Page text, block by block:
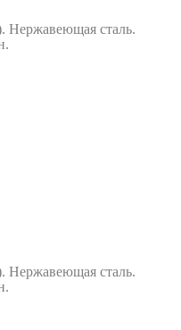
Нержавеющая сталь.
Нержавеющая сталь.